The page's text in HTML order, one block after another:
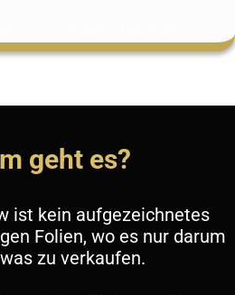
geht es?
ist kein aufgezeichnetes
Folien, wo es nur darum
zu verkaufen.